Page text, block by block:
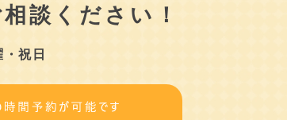
談ください！
・祝日